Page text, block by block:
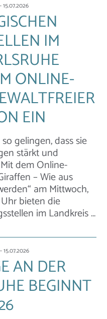
15.07.2026
IM
ONLINE-
EIN
gelingen, dass sie
stärkt und
dem Online-
– Wie aus
am Mittwoch,
Uhr bieten die
im Landkreis …
15.07.2026
AN DER
BEGINNT